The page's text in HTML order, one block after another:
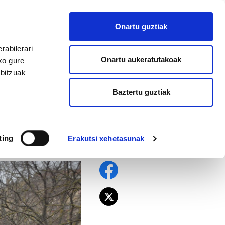
gure
Erakutsi xehetasunak
Onartu guztiak
Onartu aukeratutakoak
Baztertu guztiak
AFILIATU
da, enplegua